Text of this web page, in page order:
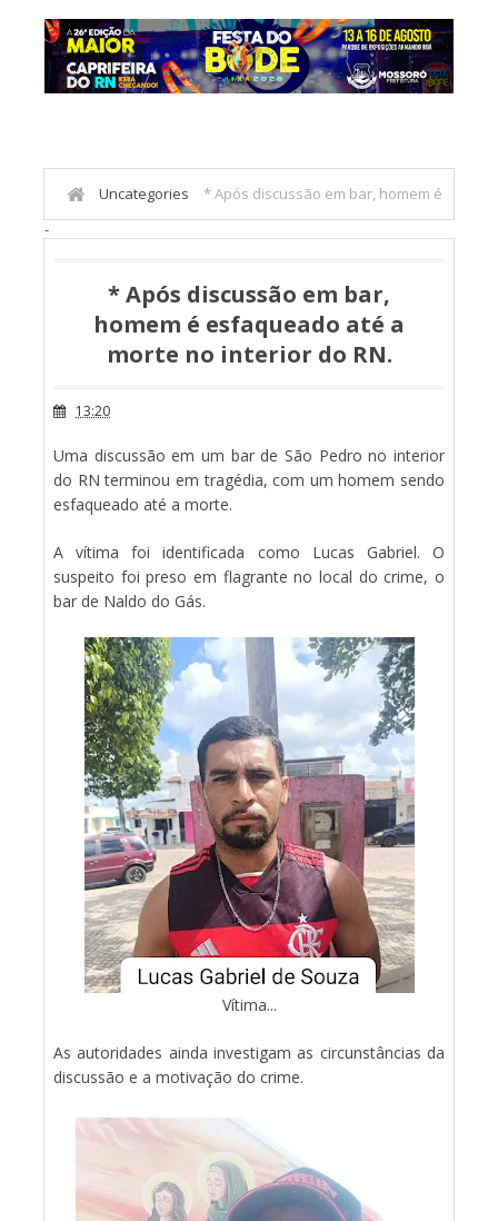
Uncategories * Após discussão em bar, homem é
esfaqueado até a morte no interior do RN.
-
* Após discussão em bar,
homem é esfaqueado até a
morte no interior do RN.
13:20
Uma discussão em um bar de São Pedro no interior
do RN terminou em tragédia, com um homem sendo
esfaqueado até a morte.
A vítima foi identificada como Lucas Gabriel. O
suspeito foi preso em flagrante no local do crime, o
bar de Naldo do Gás.
Vítima...
As autoridades ainda investigam as circunstâncias da
discussão e a motivação do crime.